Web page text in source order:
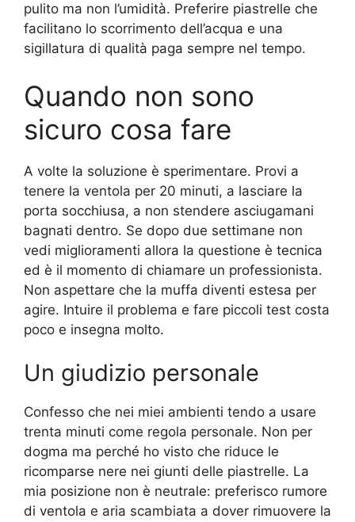
pulito ma non l’umidità. Preferire piastrelle che
facilitano lo scorrimento dell’acqua e una
sigillatura di qualità paga sempre nel tempo.
Quando non sono
sicuro cosa fare
A volte la soluzione è sperimentare. Provi a
tenere la ventola per 20 minuti, a lasciare la
porta socchiusa, a non stendere asciugamani
bagnati dentro. Se dopo due settimane non
vedi miglioramenti allora la questione è tecnica
ed è il momento di chiamare un professionista.
Non aspettare che la muffa diventi estesa per
agire. Intuire il problema e fare piccoli test costa
poco e insegna molto.
Un giudizio personale
Confesso che nei miei ambienti tendo a usare
trenta minuti come regola personale. Non per
dogma ma perché ho visto che riduce le
ricomparse nere nei giunti delle piastrelle. La
mia posizione non è neutrale: preferisco rumore
di ventola e aria scambiata a dover rimuovere la